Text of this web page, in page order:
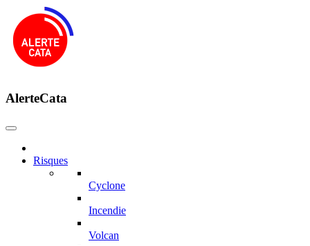
AlerteCata
Risques
Cyclone
Incendie
Volcan